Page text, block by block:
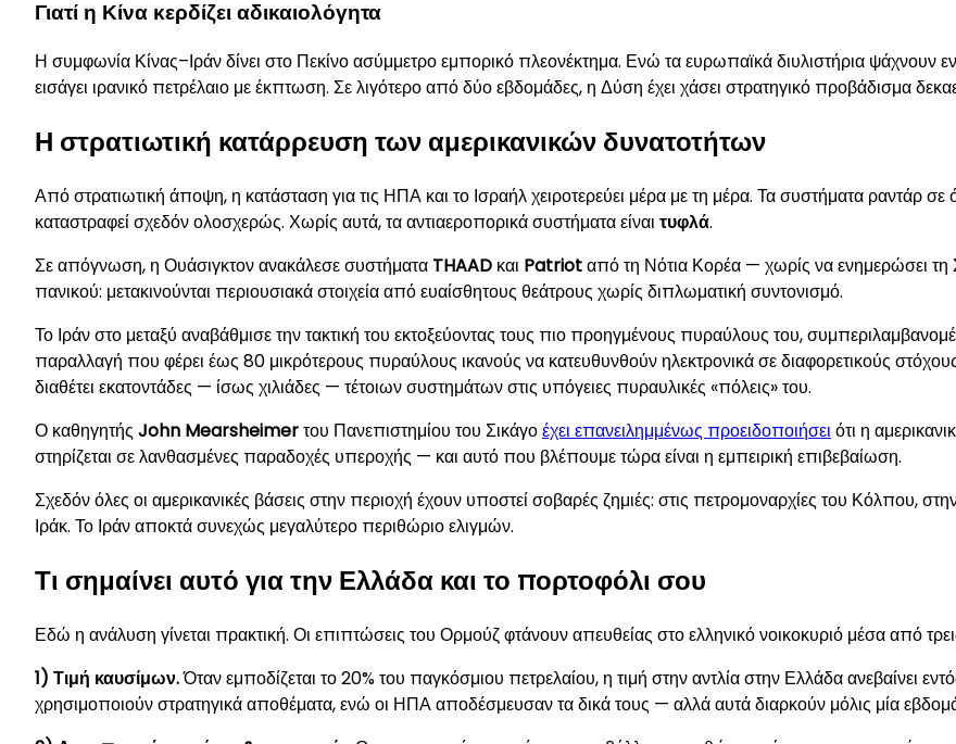
Γιατί η Κίνα κερδίζει αδικαιολόγητα
Η συμφωνία Κίνας–Ιράν δίνει στο Πεκίνο ασύμμετρο εμπορικό πλεονέκτημα. Ενώ τα ευρωπαϊκά διυλιστήρια ψάχνουν
εισάγει ιρανικό πετρέλαιο με έκπτωση. Σε λιγότερο από δύο εβδομάδες, η Δύση έχει χάσει στρατηγικό προβάδισμα
Η στρατιωτική κατάρρευση των αμερικανικών δυνατοτήτων
Από στρατιωτική άποψη, η κατάσταση για τις ΗΠΑ και το Ισραήλ χειροτερεύει μέρα με τη μέρα. Τα συστήματα ραντάρ σε
καταστραφεί σχεδόν ολοσχερώς. Χωρίς αυτά, τα αντιαεροπορικά συστήματα είναι τυφλά.
Σε απόγνωση, η Ουάσιγκτον ανακάλεσε συστήματα THAAD και Patriotαπό τη Νότια Κορέα — χωρίς να ενημερώσει τη
πανικού: μετακινούνται περιουσιακά στοιχεία από ευαίσθητους θεάτρους χωρίς διπλωματική συντονισμό.
Το Ιράν στο μεταξύ αναβάθμισε την τακτική του εκτοξεύοντας τους πιο προηγμένους πυραύλους του,
παραλλαγή που φέρει έως 80 μικρότερους πυραύλους ικανούς να κατευθυνθούν ηλεκτρονικά σε διαφορετικούς
διαθέτει εκατοντάδες — ίσως χιλιάδες — τέτοιων συστημάτων στις υπόγειες πυραυλικές «πόλεις» του.
Ο καθηγητής John Mearsheimerτου Πανεπιστημίου του Σικάγοέχει επανειλημμένως προειδοποιήσει ότι η
στηρίζεται σε λανθασμένες παραδοχές υπεροχής — και αυτό που βλέπουμε τώρα είναι η εμπειρική επιβεβαίωση.
Σχεδόν όλες οι αμερικανικές βάσεις στην περιοχή έχουν υποστεί σοβαρές ζημιές: στις πετρομοναρχίες του Κόλπου,
Ιράκ. Το Ιράν αποκτά συνεχώς μεγαλύτερο περιθώριο ελιγμών.
Τι σημαίνει αυτό για την Ελλάδα και το πορτοφόλι σου
Εδώ η ανάλυση γίνεται πρακτική. Οι επιπτώσεις του Ορμούζ φτάνουν απευθείας στο ελληνικό νοικοκυριό μέσα από
1) Τιμή καυσίμων.Όταν εμποδίζεται το 20% του παγκόσμιου πετρελαίου, η τιμή στην αντλία στην Ελλάδα ανεβαίνει
χρησιμοποιούν στρατηγικά αποθέματα, ενώ οι ΗΠΑ αποδέσμευσαν τα δικά τους — αλλά αυτά διαρκούν μόλις μία